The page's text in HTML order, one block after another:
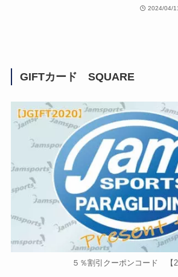
2024/04/
GIFTカード SQUARE
５％割引クーポンコード 【